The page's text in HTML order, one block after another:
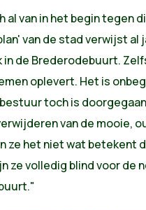
al van in het begin tegen
van de stad verwijst al
de Brederodebuurt.
oplevert. Het is
toch is
van de mooie,
ze het niet wat betekent
ze volledig blind voor de